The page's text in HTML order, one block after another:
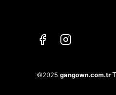
©2025 gangown.com.tr